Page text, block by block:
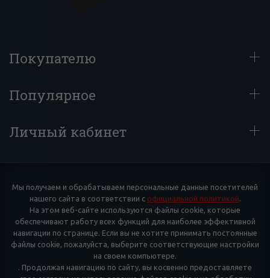
Покупателю
Популярное
Личный кабинет
Мы получаем и обрабатываем персональные данные посетителей
нашего сайта в соответствии с официальной политикой.
На этом веб-сайте используются файлы cookie, которые
обеспечивают работу всех функций для наиболее эффективной
навигации по странице. Если вы не хотите принимать постоянные
файлы cookie, пожалуйста, выберите соответствующие настройки
на своем компьютере.
. Продолжая навигацию по сайту, вы косвенно предоставляете